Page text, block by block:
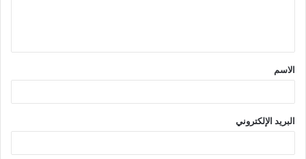
ق
*
الاسم
البريد الإلكتروني